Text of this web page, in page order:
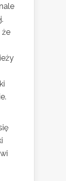
że